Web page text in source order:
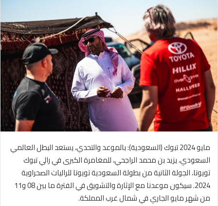
ل
ب
ر
ي
د
ا
إ
ل
ك
ت
ر
و
ن
ي
ا
مايو 2024 تبوك (السعودية): بالموعد والتحدي، يستعد البطل العالمي
السعودي، يزيد بن محمد الراجحي، للمغامرة الكبرى في رالي تبوك
تويوتا، الجولة الثانية من بطولة السعودية تويوتا للراليات الصحراوية
2024. سيكون موعدنا مع الإثارة والتشويق في الفترة ما بين 08 و11
من شهر مايو الجاري في شمال غرب المملكة.